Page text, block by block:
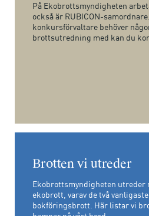
På Ekobrottsmyndigheten
också är RUBICON-
konkursförvaltare behöver
brottsutredning med kan du
Brotten vi utreder
Ekobrottsmyndigheten utreder
ekobrott, varav de två
bokföringsbrott. Här listar vi